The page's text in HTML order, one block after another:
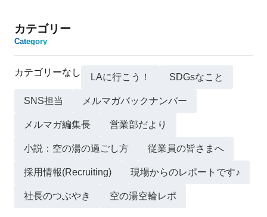
カテゴリー
Category
カテゴリーなし LAに行こう！ SDGsなこと
SNS担当 メルマガバックナンバー
メルマガ編集長 営業部だより
小説：空の湯の過ごし方 従業員の皆さまへ
採用情報(Recruiting) 現場からのレポートです♪
社長のつぶやき 空の湯空輪レポ